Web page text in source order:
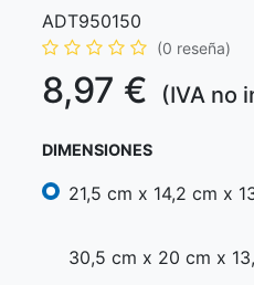
ADT950150
(0 reseña)
8,97 € (IVA no
DIMENSIONES
21,5 cm x 14,2 cm x
30,5 cm x 20 cm x